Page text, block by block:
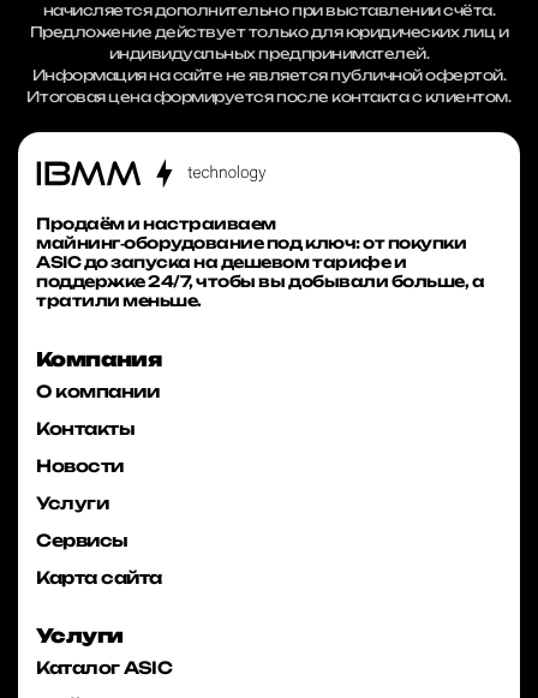
начисляется дополнительно при выставлении счёта.
Предложение действует только для юридических лиц и
индивидуальных предпринимателей.
Информация на сайте не является публичной офертой.
Итоговая цена формируется после контакта с клиентом.
Продаём и настраиваем
майнинг‑оборудование под ключ: от покупки
ASIC до запуска на дешевом тарифе и
поддержке 24/7, чтобы вы добывали больше, а
тратили меньше.
Компания
О компании
Контакты
Новости
Услуги
Сервисы
Карта сайта
Услуги
Каталог ASIC